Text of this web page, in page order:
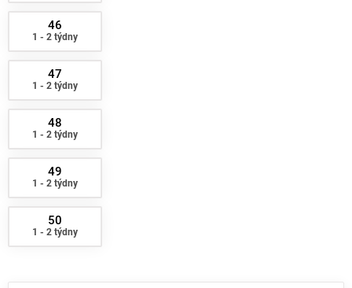
46
1 - 2 týdny
47
1 - 2 týdny
48
1 - 2 týdny
49
1 - 2 týdny
50
1 - 2 týdny